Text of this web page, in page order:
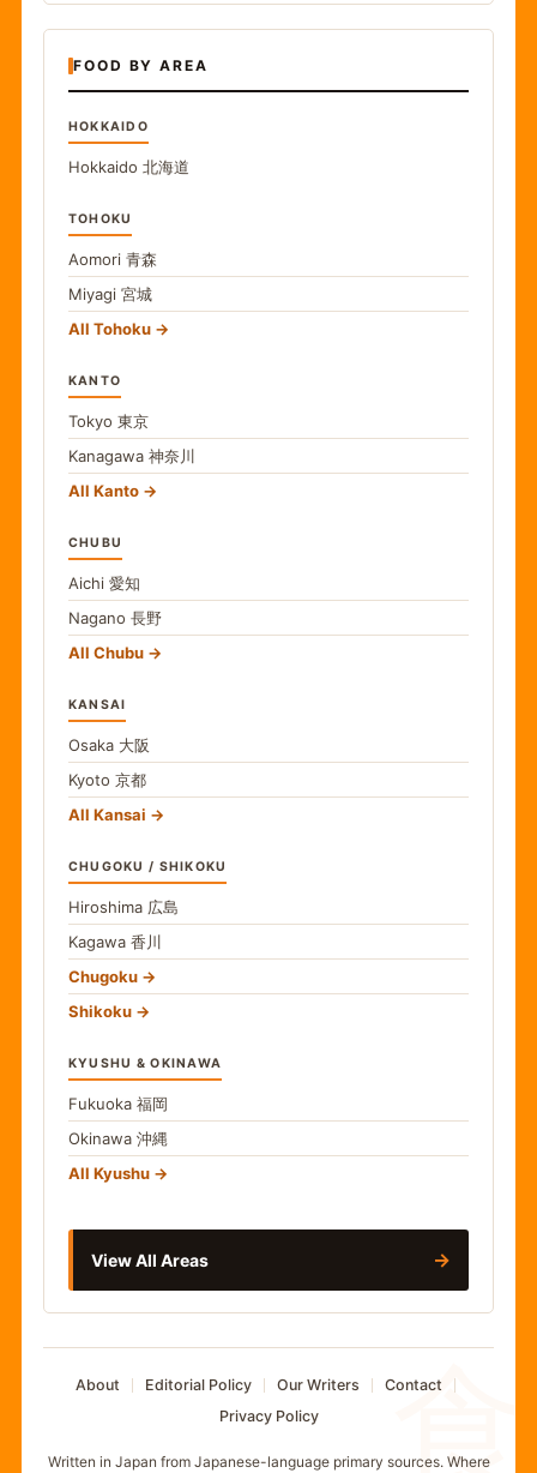
食
FOOD BY AREA
HOKKAIDO
Hokkaido 北海道
TOHOKU
Aomori 青森
Miyagi 宮城
All Tohoku
KANTO
Tokyo 東京
Kanagawa 神奈川
All Kanto
CHUBU
Aichi 愛知
Nagano 長野
All Chubu
KANSAI
Osaka 大阪
Kyoto 京都
All Kansai
CHUGOKU / SHIKOKU
Hiroshima 広島
Kagawa 香川
Chugoku
Shikoku
KYUSHU & OKINAWA
Fukuoka 福岡
Okinawa 沖縄
All Kyushu
View All Areas →
About Editorial Policy Our Writers
Contact
Privacy Policy
Written in Japan from Japanese-language primary sources. Where